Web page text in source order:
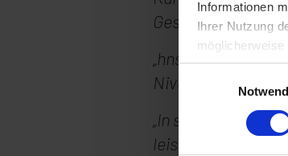
Informationen
Ihrer Nutzung
möglicherweise
Geschäftsführer
„hns steht für
Niveau und
„In synaforce
leistungsstarken